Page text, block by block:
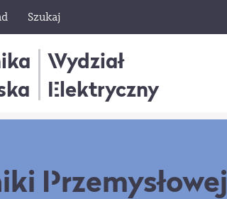
Szukaj
Wydział
Elektryczny
Przemysłowej